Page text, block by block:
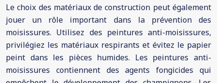
Le choix des matériaux de construction peut également
jouer un rôle important dans la prévention des
moisissures. Utilisez des peintures anti-moisissures,
privilégiez les matériaux respirants et évitez le papier
peint dans les pièces humides. Les peintures anti-
moisissures contiennent des agents fongicides qui